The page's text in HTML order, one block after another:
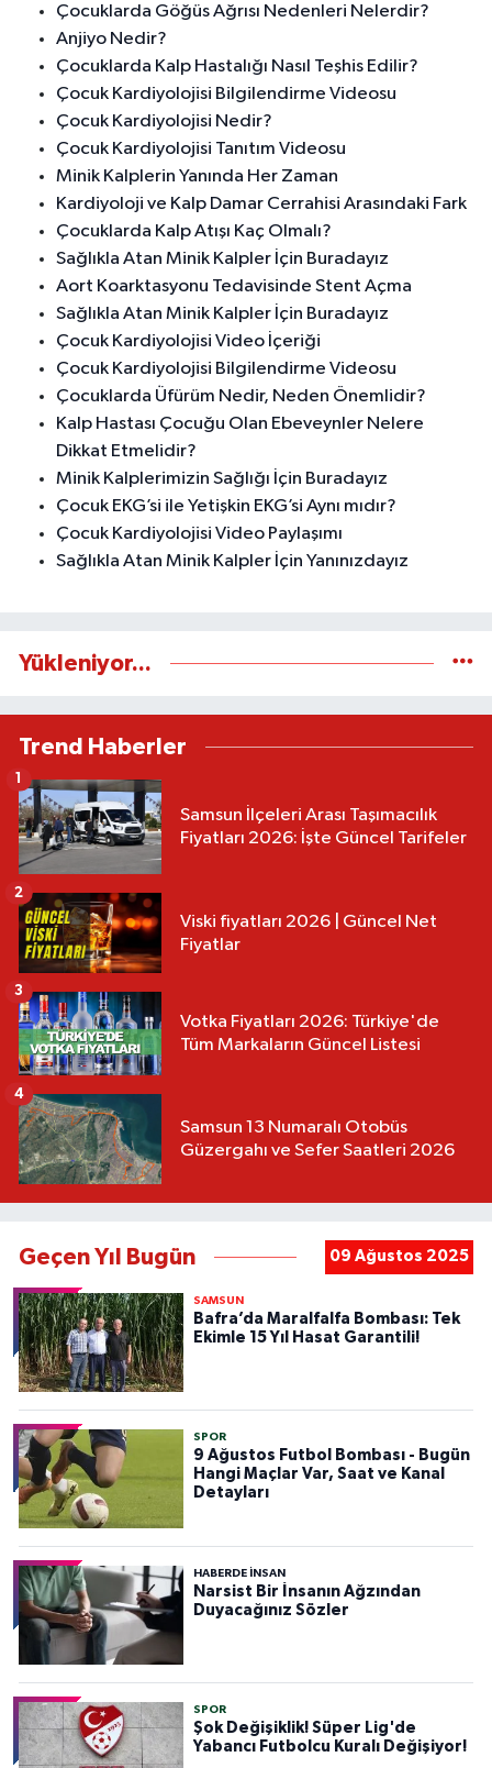
Çocuklarda Göğüs Ağrısı Nedenleri Nelerdir?
Anjiyo Nedir?
Çocuklarda Kalp Hastalığı Nasıl Teşhis Edilir?
Çocuk Kardiyolojisi Bilgilendirme Videosu
Çocuk Kardiyolojisi Nedir?
Çocuk Kardiyolojisi Tanıtım Videosu
Minik Kalplerin Yanında Her Zaman
Kardiyoloji ve Kalp Damar Cerrahisi Arasındaki Fark
Çocuklarda Kalp Atışı Kaç Olmalı?
Sağlıkla Atan Minik Kalpler İçin Buradayız
Aort Koarktasyonu Tedavisinde Stent Açma
Sağlıkla Atan Minik Kalpler İçin Buradayız
Çocuk Kardiyolojisi Video İçeriği
Çocuk Kardiyolojisi Bilgilendirme Videosu
Çocuklarda Üfürüm Nedir, Neden Önemlidir?
Kalp Hastası Çocuğu Olan Ebeveynler Nelere
Dikkat Etmelidir?
Minik Kalplerimizin Sağlığı İçin Buradayız
Çocuk EKG’si ile Yetişkin EKG’si Aynı mıdır?
Çocuk Kardiyolojisi Video Paylaşımı
Sağlıkla Atan Minik Kalpler İçin Yanınızdayız
Yükleniyor...
Trend Haberler
Samsun İlçeleri Arası Taşımacılık
Fiyatları 2026: İşte Güncel Tarifeler
1
Viski fiyatları 2026 | Güncel Net
Fiyatlar
2
Votka Fiyatları 2026: Türkiye'de
Tüm Markaların Güncel Listesi
3
Samsun 13 Numaralı Otobüs
Güzergahı ve Sefer Saatleri 2026
4
Geçen Yıl Bugün 09 Ağustos 2025
SAMSUN
Bafra’da Maralfalfa Bombası: Tek
Ekimle 15 Yıl Hasat Garantili!
SPOR
9 Ağustos Futbol Bombası - Bugün
Hangi Maçlar Var, Saat ve Kanal
Detayları
HABERDE INSAN
Narsist Bir İnsanın Ağzından
Duyacağınız Sözler
SPOR
Şok Değişiklik! Süper Lig'de
Yabancı Futbolcu Kuralı Değişiyor!